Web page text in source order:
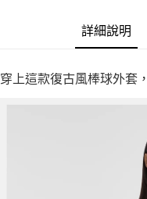
詳細說明
穿上這款復古風棒球外套